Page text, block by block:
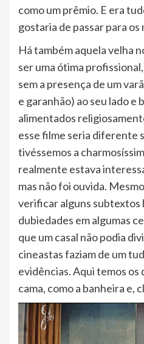
como um prêmio. E era
gostaria de passar para os
Há também aquela velha
ser uma ótima
sem a presença de um
e garanhão) ao seu lado e
alimentados
esse filme seria diferente
tivéssemos a
realmente estava
mas não foi ouvida.
verificar alguns subtextos
dubiedades em algumas
que um casal não podia
cineastas faziam de um
evidências. Aqui temos os
cama, como a banheira e,